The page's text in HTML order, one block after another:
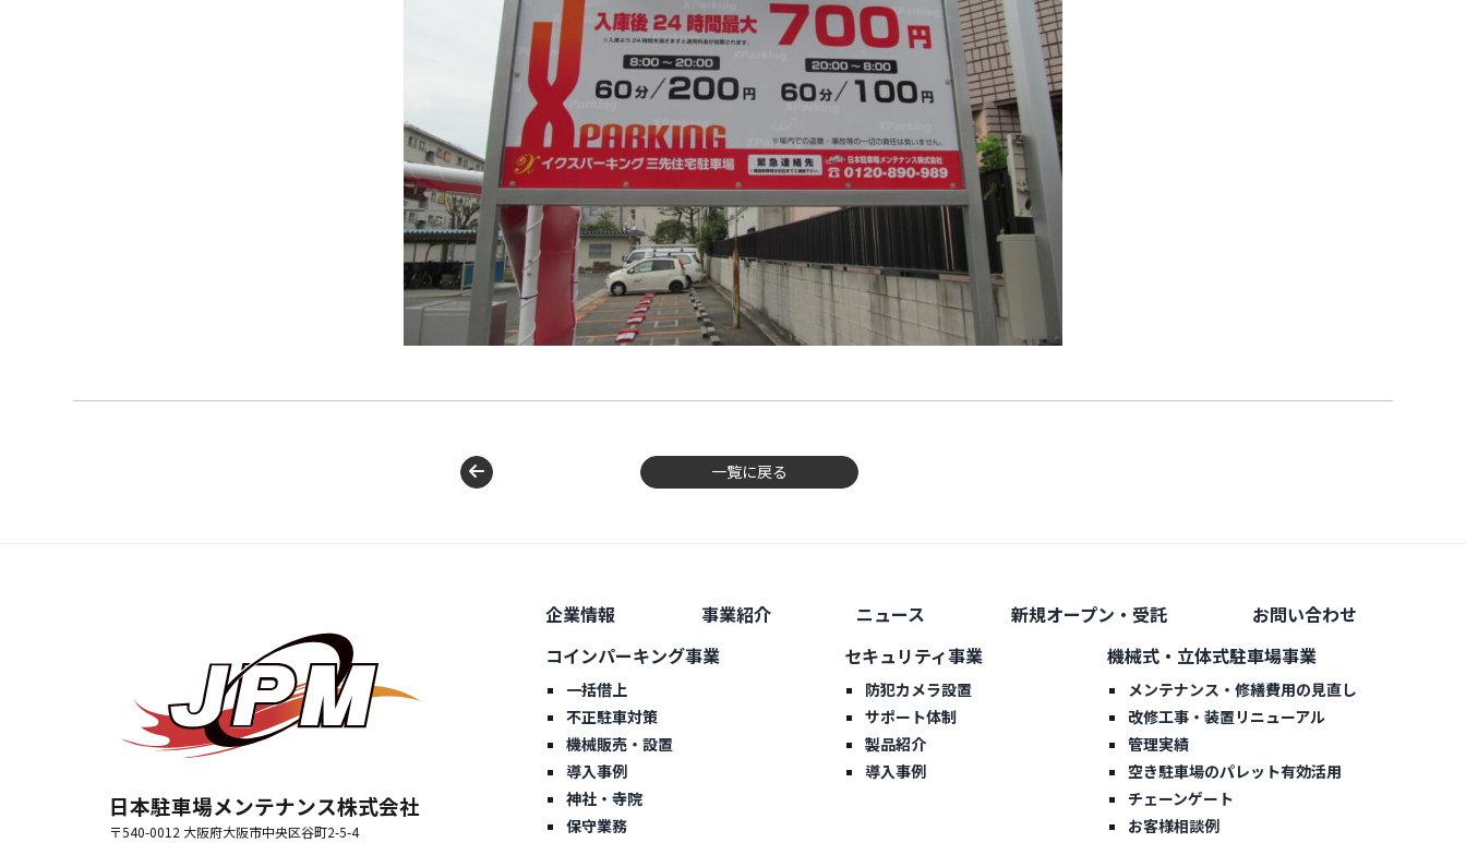
一覧に戻る
日本駐車場メンテナンス株式会社
〒540-0012 大阪府大阪市中央区谷町2-5-4
企業情報 事業紹介 ニュース 新規オープン・受託
お問い合わせ
コインパーキング事業
一括借上
不正駐車対策
機械販売・設置
導入事例
神社・寺院
保守業務
セキュリティ事業
防犯カメラ設置
サポート体制
製品紹介
導入事例
機械式・立体式駐車場事業
メンテナンス・修繕費用の見直し
改修工事・装置リニューアル
管理実績
空き駐車場のパレット有効活用
チェーンゲート
お客様相談例